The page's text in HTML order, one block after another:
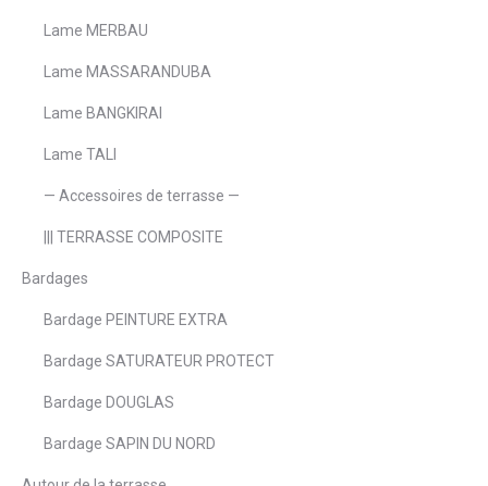
Lame MERBAU
Lame MASSARANDUBA
Lame BANGKIRAI
Lame TALI
— Accessoires de terrasse —
||| TERRASSE COMPOSITE
Bardages
Bardage PEINTURE EXTRA
Bardage SATURATEUR PROTECT
Bardage DOUGLAS
Bardage SAPIN DU NORD